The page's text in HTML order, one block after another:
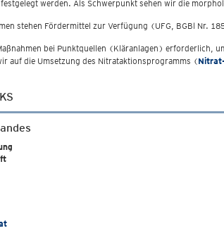
werden. Als Schwerpunkt sehen wir die
stehen Fördermittel zur Verfügung (UFG, BGBl Nr.
bei Punktquellen (Kläranlagen) erforderlich,
auf die Umsetzung des Nitrataktionsprogramms (